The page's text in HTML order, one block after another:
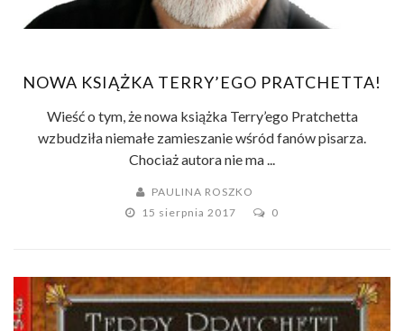
NOWA KSIĄŻKA TERRY’EGO PRATCHETTA!
Wieść o tym, że nowa książka Terry’ego Pratchetta
wzbudziła niemałe zamieszanie wśród fanów pisarza.
Chociaż autora nie ma ...
PAULINA ROSZKO
15 sierpnia 2017
0